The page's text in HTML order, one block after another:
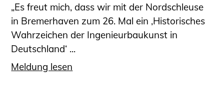
Kontakt und Anfahrt
Impressum
Datenschutz
Ingenieurakademie West
„Es freut mich, dass wir mit der Nordschleuse
in Bremerhaven zum 26. Mal ein ‚Historisches
Wahrzeichen der Ingenieurbaukunst in
Deutschland‘ ...
Meldung lesen